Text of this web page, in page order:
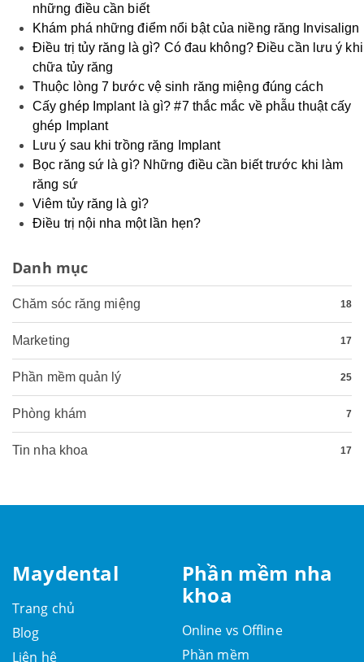
những điều cần biết
Khám phá những điểm nổi bật của niềng răng Invisalign
Điều trị tủy răng là gì? Có đau không? Điều cần lưu ý khi
chữa tủy răng
Thuộc lòng 7 bước vệ sinh răng miệng đúng cách
Cấy ghép Implant là gì? #7 thắc mắc về phẫu thuật cấy
ghép Implant
Lưu ý sau khi trồng răng Implant
Bọc răng sứ là gì? Những điều cần biết trước khi làm
răng sứ
Viêm tủy răng là gì?
Điều trị nội nha một lần hẹn?
Danh mục
Chăm sóc răng miệng 18
Marketing 17
Phần mềm quản lý 25
Phòng khám 7
Tin nha khoa 17
Maydental
Trang chủ
Blog
Liên hệ
Phần mềm nha
khoa
Online vs Offline
Phần mềm